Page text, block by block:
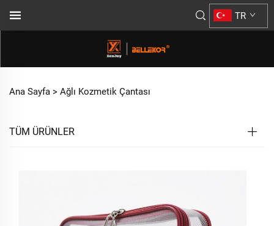
TR
Ana Sayfa > Ağlı Kozmetik Çantası
TÜM ÜRÜNLER